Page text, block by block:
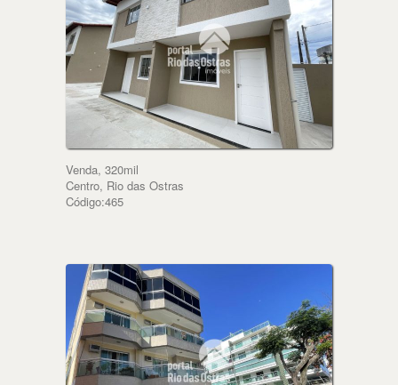
Venda, 320mil
Centro, Rio das Ostras
Código:465